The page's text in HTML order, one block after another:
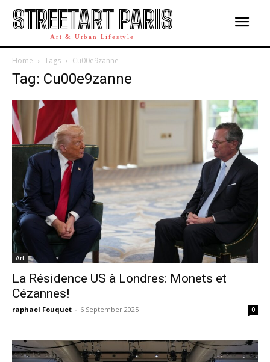
STREETART PARIS
Art & Urban Lifestyle
Home Tags Cu00e9zanne
Tag: Cu00e9zanne
Art
La Résidence US à Londres: Monets et
Cézannes!
raphael Fouquet - 6 September 2025 0